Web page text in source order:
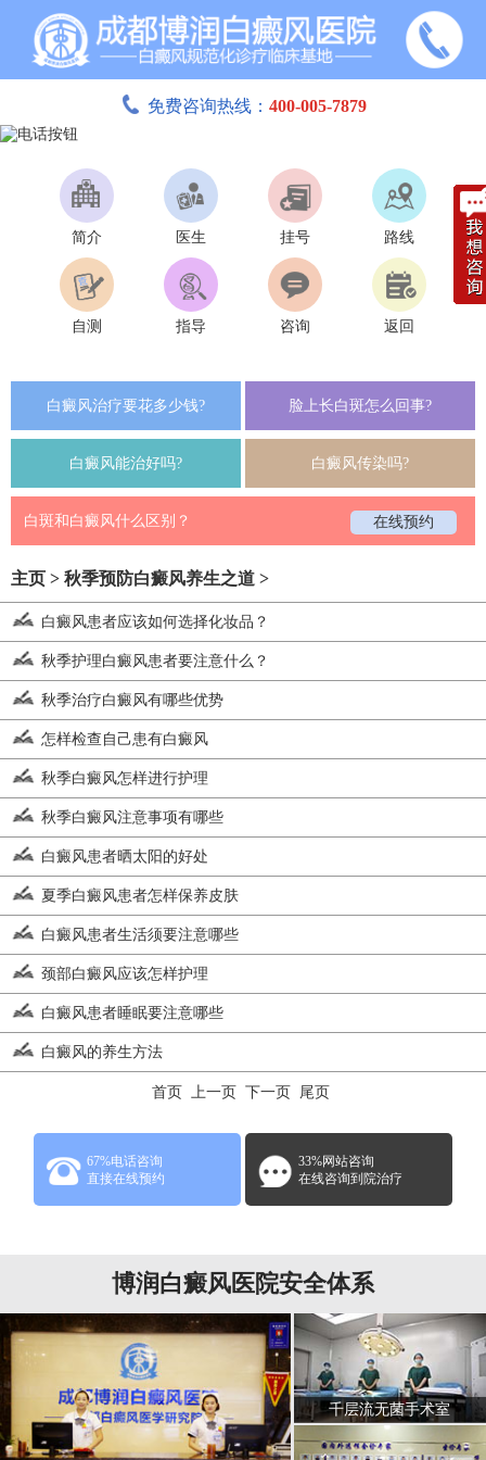
免费咨询热线： 400-005-7879
简介 医生 挂号 路线
自测 指导 咨询 返回
白癜风治疗要花多少钱? 脸上长白斑怎么回事?
白癜风能治好吗? 白癜风传染吗?
白斑和白癜风什么区别？ 在线预约
主页 > 秋季预防白癜风养生之道 >
白癜风患者应该如何选择化妆品？
秋季护理白癜风患者要注意什么？
秋季治疗白癜风有哪些优势
怎样检查自己患有白癜风
秋季白癜风怎样进行护理
秋季白癜风注意事项有哪些
白癜风患者晒太阳的好处
夏季白癜风患者怎样保养皮肤
白癜风患者生活须要注意哪些
颈部白癜风应该怎样护理
白癜风患者睡眠要注意哪些
白癜风的养生方法
首页 上一页 下一页 尾页
67%电话咨询
直接在线预约
33%网站咨询
在线咨询到院治疗
博润白癜风医院安全体系
千层流无菌手术室